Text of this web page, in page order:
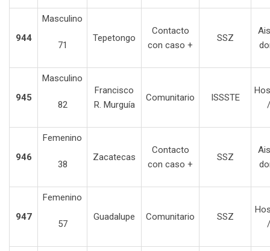
944
Masculino
71
Tepetongo
Contacto
con caso +
SSZ
945
Masculino
82
Francisco
R. Murguía
Comunitario ISSSTE
946
Femenino
38
Zacatecas
Contacto
con caso +
SSZ
947
Femenino
57
Guadalupe Comunitario SSZ